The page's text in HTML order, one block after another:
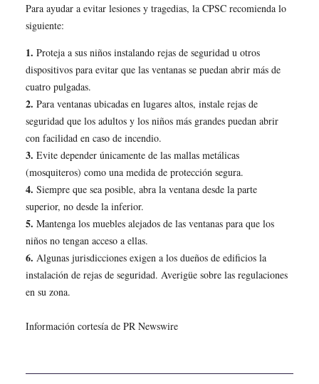
Para ayudar a evitar lesiones y tragedias, la CPSC recomienda lo
siguiente:
1. Proteja a sus niños instalando rejas de seguridad u otros
dispositivos para evitar que las ventanas se puedan abrir más de
cuatro pulgadas.
2. Para ventanas ubicadas en lugares altos, instale rejas de
seguridad que los adultos y los niños más grandes puedan abrir
con facilidad en caso de incendio.
3. Evite depender únicamente de las mallas metálicas
(mosquiteros) como una medida de protección segura.
4. Siempre que sea posible, abra la ventana desde la parte
superior, no desde la inferior.
5. Mantenga los muebles alejados de las ventanas para que los
niños no tengan acceso a ellas.
6. Algunas jurisdicciones exigen a los dueños de edificios la
instalación de rejas de seguridad. Averigüe sobre las regulaciones
en su zona.
Información cortesía de PR Newswire